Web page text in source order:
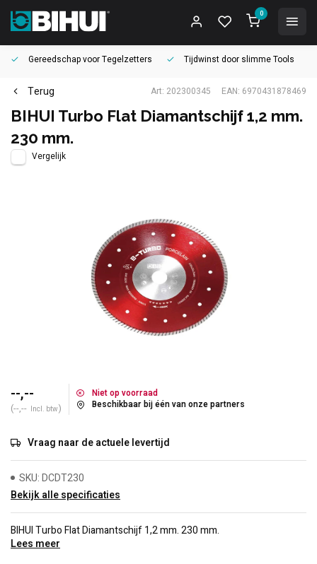
0
Gereedschap voorTegelzetters Tijdwinst door slimme Tools
Terug Art: 202300345 EAN: 6970431878469
BIHUI Turbo Flat Diamantschijf 1,2 mm.
230 mm.
Vergelijk
--,--
(--,-- Incl. btw)
Niet op voorraad
Beschikbaar bij één van onze partners
Vraag naar de actuele levertijd
SKU: DCDT230
Bekijk alle specificaties
BIHUI Turbo Flat Diamantschijf 1,2 mm. 230 mm.
Lees meer